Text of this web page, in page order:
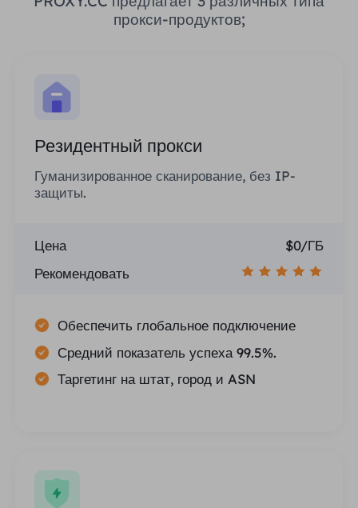
прокси-продуктов;
Резидентный прокси
Гуманизированное сканирование, без IP-
защиты.
Цена
$0/ГБ
Рекомендовать
Обеспечить глобальное подключение
Средний показатель успеха 99.5%.
Таргетинг на штат, город и ASN